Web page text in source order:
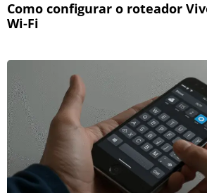
Como configurar o roteador
Wi-Fi